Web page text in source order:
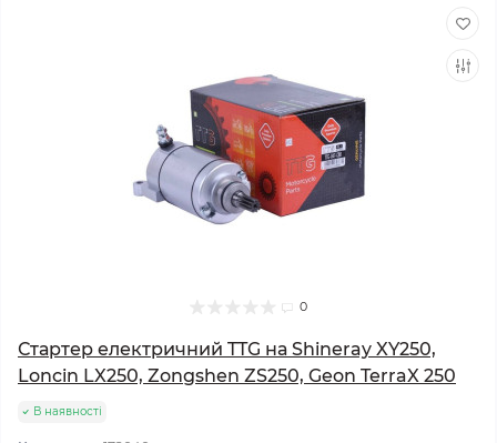
0
Стартер електричний TTG на Shineray XY250,
Loncin LX250, Zongshen ZS250, Geon TerraX 250
В наявності